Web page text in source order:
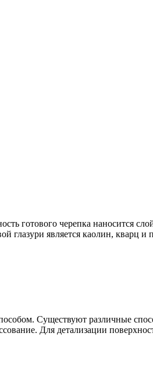
готового черепка наносится
глазури является каолин, кварц
Существуют различные
Для детализации